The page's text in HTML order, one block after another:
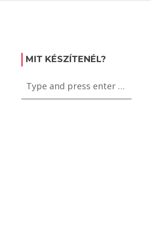
MIT KÉSZÍTENÉL?